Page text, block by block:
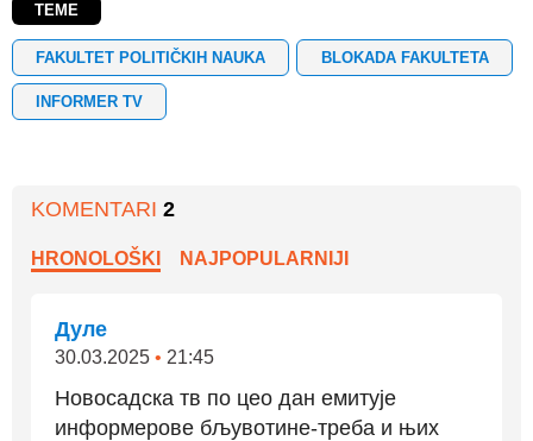
TEME
FAKULTET POLITIČKIH NAUKA BLOKADA FAKULTETA
INFORMER TV
KOMENTARI 2
HRONOLOŠKI NAJPOPULARNIJI
Дуле
30.03.2025 • 21:45
Новосадска тв по цео дан емитује
информерове бљувотине-треба и њих